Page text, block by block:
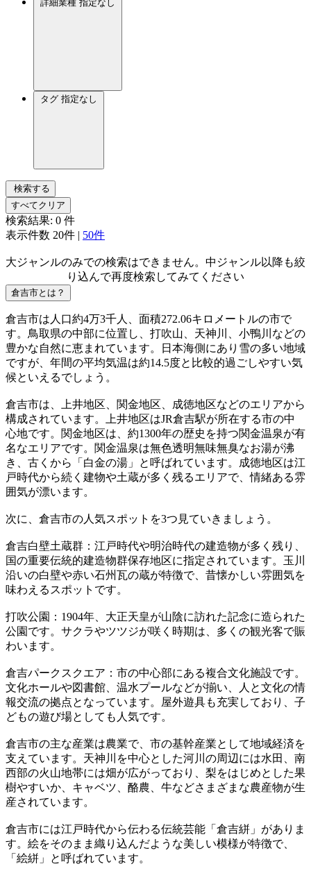
詳細業種 指定なし
タグ 指定なし
検索する
すべてクリア
検索結果: 0 件
表示件数 20件 | 50件
大ジャンルのみでの検索はできません。中ジャンル以降も絞
り込んで再度検索してみてください
倉吉市とは？
倉吉市は人口約4万3千人、面積272.06キロメートルの市で
す。鳥取県の中部に位置し、打吹山、天神川、小鴨川などの
豊かな自然に恵まれています。日本海側にあり雪の多い地域
ですが、年間の平均気温は約14.5度と比較的過ごしやすい気
候といえるでしょう。
倉吉市は、上井地区、関金地区、成徳地区などのエリアから
構成されています。上井地区はJR倉吉駅が所在する市の中
心地です。関金地区は、約1300年の歴史を持つ関金温泉が有
名なエリアです。関金温泉は無色透明無味無臭なお湯が沸
き、古くから「白金の湯」と呼ばれています。成徳地区は江
戸時代から続く建物や土蔵が多く残るエリアで、情緒ある雰
囲気が漂います。
次に、倉吉市の人気スポットを3つ見ていきましょう。
倉吉白壁土蔵群：江戸時代や明治時代の建造物が多く残り、
国の重要伝統的建造物群保存地区に指定されています。玉川
沿いの白壁や赤い石州瓦の蔵が特徴で、昔懐かしい雰囲気を
味わえるスポットです。
打吹公園：1904年、大正天皇が山陰に訪れた記念に造られた
公園です。サクラやツツジが咲く時期は、多くの観光客で賑
わいます。
倉吉パークスクエア：市の中心部にある複合文化施設です。
文化ホールや図書館、温水プールなどが揃い、人と文化の情
報交流の拠点となっています。屋外遊具も充実しており、子
どもの遊び場としても人気です。
倉吉市の主な産業は農業で、市の基幹産業として地域経済を
支えています。天神川を中心とした河川の周辺には水田、南
西部の火山地帯には畑が広がっており、梨をはじめとした果
樹やすいか、キャベツ、酪農、牛などさまざまな農産物が生
産されています。
倉吉市には江戸時代から伝わる伝統芸能「倉吉絣」がありま
す。絵をそのまま織り込んだような美しい模様が特徴で、
「絵絣」と呼ばれています。